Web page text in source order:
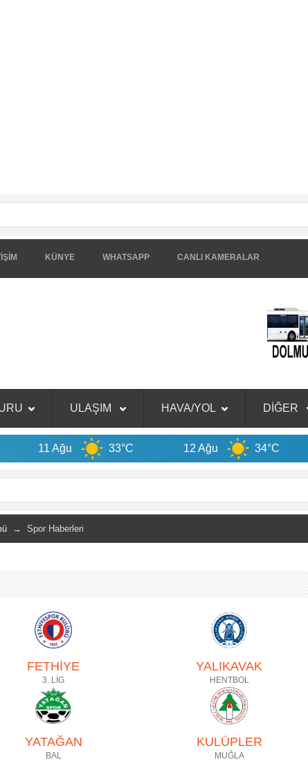
KÜNYE WHATSAPP CANLI KAMERALAR
ULAŞIM HAVA/YOL DİĞER
33°C 12 Ağu 34°C 13 Ağu
→ Spor Haberleri
FETHİYE
3. LİG
YALIKAVAK
HENTBOL
YATAĞAN
BAL
KULÜPLER
MUĞLA